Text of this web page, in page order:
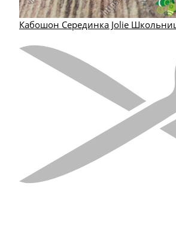
Кабошон Серединка Jolie